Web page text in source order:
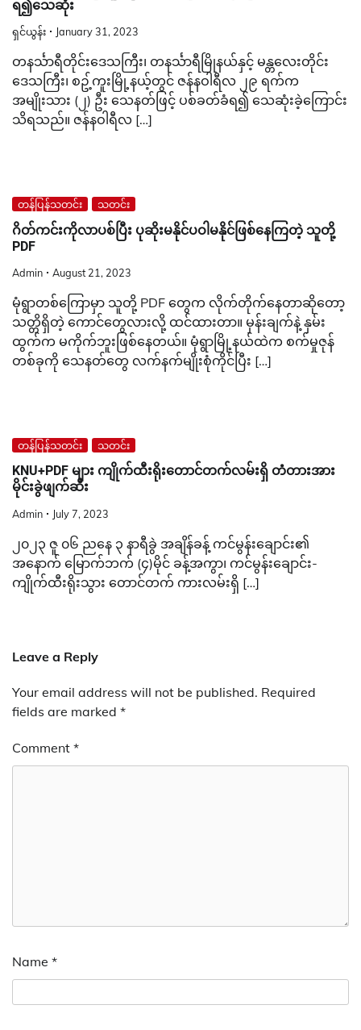
ရ၍သေဆုံး
ရှင်ယွန်း January 31, 2023
တနင်္သာရီတိုင်းဒေသကြီး၊ တနင်္သာရီမြိုနယ်နှင့် မန္တလေးတိုင်း
ဒေသကြီး၊ စဥ့်ကူးမြို့နယ့်တွင် ဇန်နဝါရီလ ၂၉ ရက်က
အမျိုးသား (၂) ဦး သေနတ်ဖြင့် ပစ်ခတ်ခံရ၍ သေဆုံးခဲ့ကြောင်း
သိရသည်။ ဇန်နဝါရီလ […]
တန်ပြန်သတင်း သတင်း
ဂိတ်ကင်းကိုလာပစ်ပြီး ပုဆိုးမနိုင်ပဝါမနိုင်ဖြစ်နေကြတဲ့ သူတို့
PDF
Admin August 21, 2023
မုံရွာတစ်ကြောမှာ သူတို့ PDF တွေက လိုက်တိုက်နေတာဆိုတော့
သတ္တိရှိတဲ့ ကောင်တွေလားလို့ ထင်ထားတာ။ မှန်းချက်နဲ့ နှမ်း
ထွက်က မကိုက်ဘူးဖြစ်နေတယ်။ မုံရွာမြို့နယ်ထဲက စက်မှုဇုန်
တစ်ခုကို သေနတ်တွေ လက်နက်မျိုးစုံကိုင်ပြီး […]
တန်ပြန်သတင်း သတင်း
KNU+PDF များ ကျိုက်ထီးရိုးတောင်တက်လမ်းရှိ တံတားအား
မိုင်းခွဲဖျက်ဆီး
Admin July 7, 2023
၂၀၂၃ ဇူ ၀၆ ညနေ ၃ နာရီခွဲ အချိန်ခန့် ကင်မွန်းချောင်း၏
အနောက် မြောက်ဘက် (၄)မိုင် ခန့်အကွာ၊ ကင်မွန်းချောင်း-
ကျိုက်ထီးရိုးသွား တောင်တက် ကားလမ်းရှိ […]
Leave a Reply
Your email address will not be published. Required
fields are marked *
Comment *
Name *